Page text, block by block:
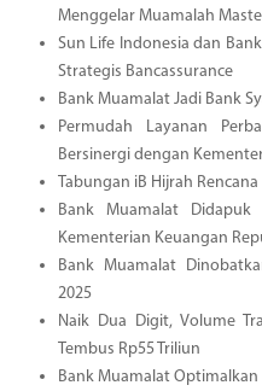
Menggelar Muamalah
Sun Life Indonesia dan
Strategis Bancassurance
Bank Muamalat Jadi Bank
Permudah Layanan
Bersinergi dengan
Tabungan iB Hijrah
Bank Muamalat Didapuk
Kementerian Keuangan
Bank Muamalat
2025
Naik Dua Digit, Volume
Tembus Rp55 Triliun
Bank Muamalat